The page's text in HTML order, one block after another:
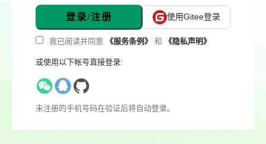
登录/注册 使用Gitee登录
我已阅读并同意 《服务条例》 和 《隐私声明》
或使用以下帐号直接登录:
未注册的手机号码在验证后将自动登录。